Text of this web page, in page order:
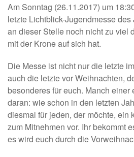
Am Sonntag (26.11.2017) um
letzte Lichtblick-Jugendmesse
an dieser Stelle noch nicht zu viel
mit der Krone auf sich hat.
Die Messe ist nicht nur die letzte
auch die letzte vor Weihnachten,
besonderes für euch. Manch
daran: wie schon in den letzten
diesmal für jeden, der möchte, ein
zum Mitnehmen vor. Ihr bekommt
es wird euch durch die